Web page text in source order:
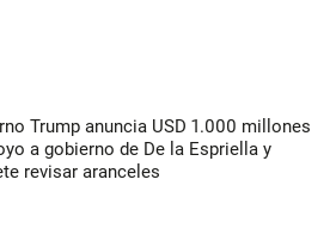
Trump anuncia USD 1.000 millones
a gobierno de De la Espriella y
revisar aranceles